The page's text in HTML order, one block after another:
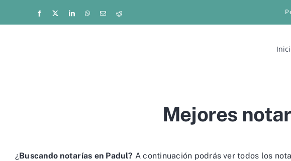
Facebook LinkedInWhatsAppCorreo
electrónico
Reddit
Mejores
¿Buscando notarías en Padul? A continuación podrás ver todos los